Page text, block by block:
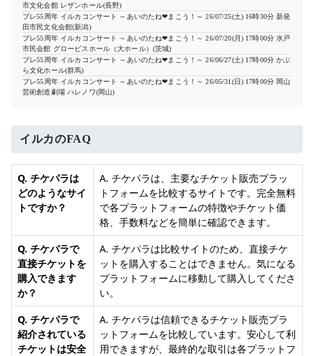
市文化会館 レザンホール(長野)
プレ55周年 イルカコンサート ～あいのたね❤まこう！～ 26/07/25(土) 16時30分 新発
田市民文化会館(新潟)
プレ55周年 イルカコンサート ～あいのたね❤まこう！～ 26/07/20(月) 17時00分 水戸
市民会館 グロービスホール（大ホール）(茨城)
プレ55周年 イルカコンサート ～あいのたね❤まこう！～ 26/06/27(土) 17時00分 かぶ
ら文化ホール(群馬)
プレ55周年 イルカコンサート ～あいのたね❤まこう！～ 26/05/31(日) 17時00分 岡山
芸術創造劇場 ハレノワ(岡山)
イルカのFAQ
Q. チケパラは
どのようなサイ
トですか？
A. チケパラは、主要なチケット販売プラッ
トフォームを比較するサイトです。完全無料
で各プラットフォームの特徴やチケット価
格、手数料などを簡単に確認できます。
Q. チケパラで
直接チケットを
購入できます
か？
A. チケパラは比較サイトのため、直接チケ
ットを購入することはできません。気になる
プラットフォームに移動して購入してくださ
い。
Q. チケパラで
紹介されている
チケットは安全
A. チケパラは信頼できるチケット販売プラ
ットフォームを比較しています。安心して利
用できますが、最終的な取引は各プラットフ